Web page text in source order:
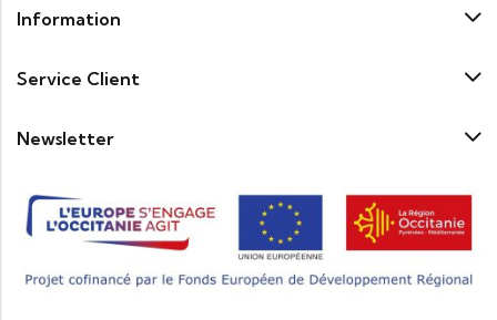
Information
Service Client
Newsletter